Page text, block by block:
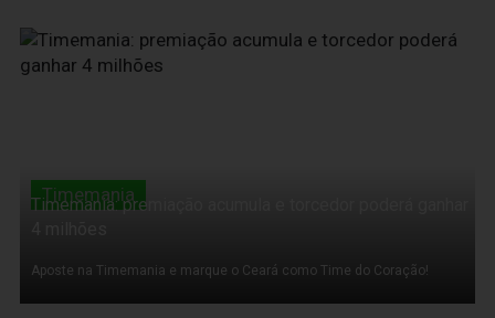
14 de Março de 2011
Timemania
Timemania: premiação acumula e torcedor poderá ganhar
Aposte na Timemania e marque o Ceará como Time do Coração!